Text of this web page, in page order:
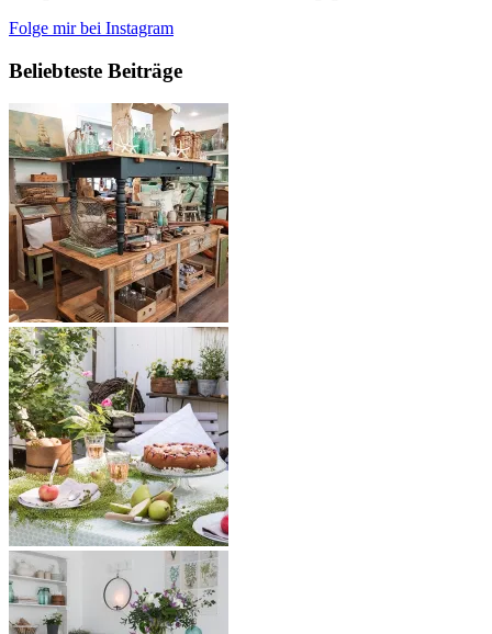
Folge mir bei Instagram
Beliebteste Beiträge